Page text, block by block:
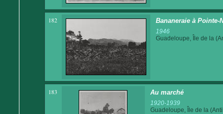
182 Bananeraie à Pointe-
1946
Guadeloupe, Île de la
183 Au marché
1920-1939
Guadeloupe, Île de la